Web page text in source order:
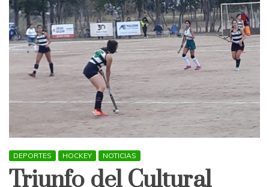
DEPORTES HOCKEY NOTICIAS
Triunfo del Cultural